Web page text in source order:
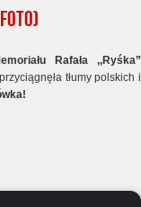
Rafała ,,Ryśka”
tłumy polskich i